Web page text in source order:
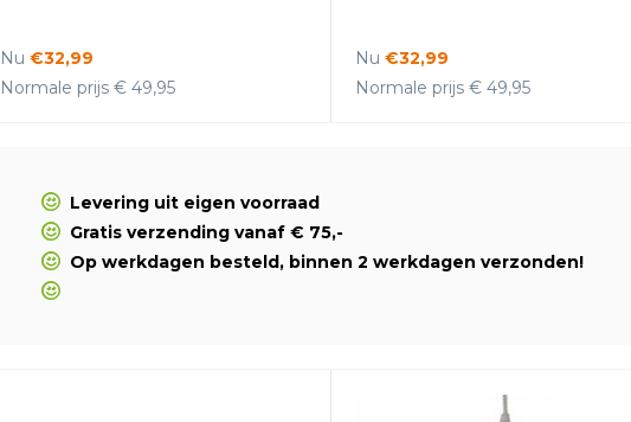
Nu €32,99
Normale prijs € 49,95
Nu €32,99
Normale prijs € 49,95
Levering uit eigen voorraad
Gratis verzending vanaf € 75,-
Op werkdagen besteld, binnen 2 werkdagen verzonden!